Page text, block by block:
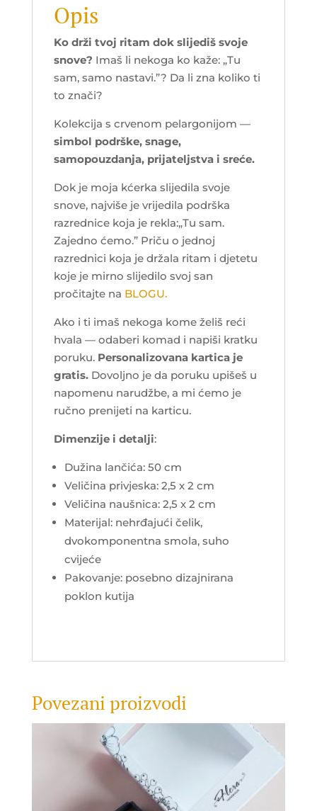
Opis
Ko drži tvoj ritam dok slijediš svoje
snove? Imaš li nekoga ko kaže: „Tu
sam, samo nastavi.”? Da li zna koliko ti
to znači?
Kolekcija s crvenom pelargonijom —
simbol podrške, snage,
samopouzdanja, prijateljstva i sreće.
Dok je moja kćerka slijedila svoje
snove, najviše je vrijedila podrška
razrednice koja je rekla:„Tu sam.
Zajedno ćemo.” Priču o jednoj
razrednici koja je držala ritam i djetetu
koje je mirno slijedilo svoj san
pročitajte na BLOGU.
Ako i ti imaš nekoga kome želiš reći
hvala — odaberi komad i napiši kratku
poruku. Personalizovana kartica je
gratis.Dovoljno je da poruku upišeš u
napomenu narudžbe, a mi ćemo je
ručno prenijeti na karticu.
Dimenzije i detalji:
Dužina lančića: 50 cm
Veličina privjeska: 2,5 x 2 cm
Veličina naušnica: 2,5 x 2 cm
Materijal: nehrđajući čelik,
dvokomponentna smola, suho
cvijeće
Pakovanje: posebno dizajnirana
poklon kutija
Povezani proizvodi